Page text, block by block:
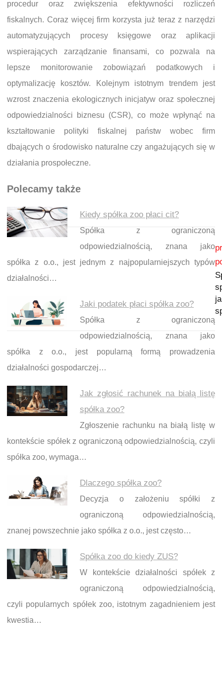
procedur oraz zwiększenia efektywności rozliczeń
fiskalnych. Coraz więcej firm korzysta już teraz z narzędzi
automatyzujących procesy księgowe oraz aplikacji
wspierających zarządzanie finansami, co pozwala na
lepsze monitorowanie zobowiązań podatkowych i
optymalizację kosztów. Kolejnym istotnym trendem jest
wzrost znaczenia ekologicznych inicjatyw oraz społecznej
odpowiedzialności biznesu (CSR), co może wpłynąć na
kształtowanie polityki fiskalnej państw wobec firm
dbających o środowisko naturalne czy angażujących się w
działania prospołeczne.
Polecamy także
Kiedy spółka zoo płaci cit?
Spółka z ograniczoną
odpowiedzialnością, znana jako
spółka z o.o., jest jednym z najpopularniejszych typów
działalności…
Jaki podatek płaci spółka zoo?
Spółka z ograniczoną
odpowiedzialnością, znana jako
spółka z o.o., jest popularną formą prowadzenia
działalności gospodarczej…
Jak zgłosić rachunek na białą listę
spółka zoo?
Zgłoszenie rachunku na białą listę w
kontekście spółek z ograniczoną odpowiedzialnością, czyli
spółka zoo, wymaga…
Dlaczego spółka zoo?
Decyzja o założeniu spółki z
ograniczoną odpowiedzialnością,
znanej powszechnie jako spółka z o.o., jest często…
Spółka zoo do kiedy ZUS?
W kontekście działalności spółek z
ograniczoną odpowiedzialnością,
czyli popularnych spółek zoo, istotnym zagadnieniem jest
kwestia…
Nawigacja wpisu